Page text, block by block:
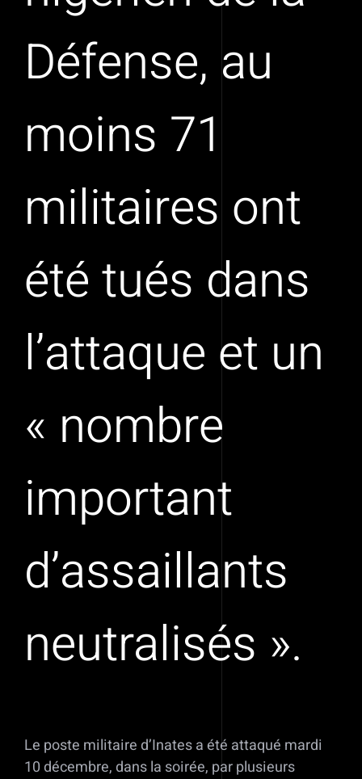
Défense, au
moins 71
militaires ont
été tués dans
l’attaque et un
« nombre
important
d’assaillants
neutralisés ».
Le poste militaire d’Inates a été attaqué mardi
10 décembre, dans la soirée, par plusieurs